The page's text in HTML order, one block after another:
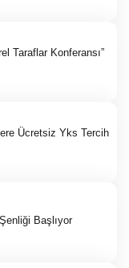
Taraflar Konferansı”
Ücretsiz Yks Tercih
Başlıyor